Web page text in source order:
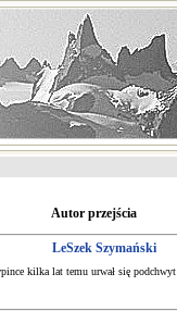
Autor przejścia
LeSzek Szymański
kilka lat temu urwał się podchwyt